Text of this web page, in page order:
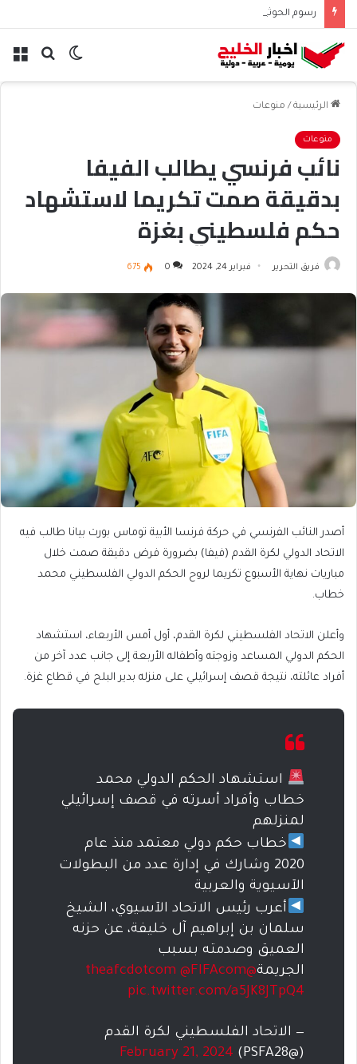
رسوم الحوثيين على باب المندب تعيد حسابات مخاطر الملاحة
بحث الوضع
الرئيسية / منوعات
منوعات
نائب فرنسي يطالب الفيفا
بدقيقة صمت تكريما لاستشهاد
حكم فلسطيني بغزة
فريق التحرير فبراير 24, 2024 0
675
أصدر النائب الفرنسي في حركة فرنسا الأبية توماس بورت بيانا طالب فيه
الاتحاد الدولي لكرة القدم (فيفا) بضرورة فرض دقيقة صمت خلال
مباريات نهاية الأسبوع تكريما لروح الحكم الدولي الفلسطيني محمد
خطاب.
وأعلن الاتحاد الفلسطيني لكرة القدم، أول أمس الأربعاء، استشهاد
الحكم الدولي المساعد وزوجته وأطفاله الأربعة إلى جانب عدد آخر من
أفراد عائلته، نتيجة قصف إسرائيلي على منزله بدير البلح في قطاع غزة.
استشهاد الحكم الدولي محمد
خطاب وأفراد أسرته في قصف إسرائيلي
لمنزلهم
خطاب حكم دولي معتمد منذ عام
2020 وشارك في إدارة عدد من البطولات
الآسيوية والعربية
أعرب رئيس الاتحاد الآسيوي، الشيخ
سلمان بن إبراهيم آل خليفة، عن حزنه
العميق وصدمته بسبب
الجريمة@theafcdotcom
@FIFAcom
pic.twitter.com/a5JK8JTpQ4
— الاتحاد الفلسطيني لكرة القدم
(@PSFA28)
February 21, 2024